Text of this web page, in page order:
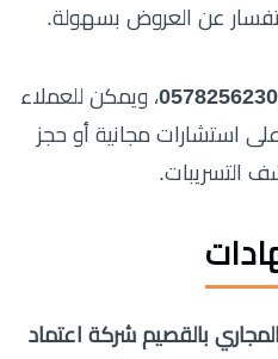
عن العروض بسهولة.
0578256230، ويمكن للعملاء
استشارات مجانية أو حجز
التسريبات.
بالقصيم شركة اعتماد